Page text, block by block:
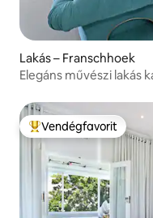
Lakás – Franschhoek
Elegáns művészi lakás
Kiemelt vendégfavorit
Vendégfavorit